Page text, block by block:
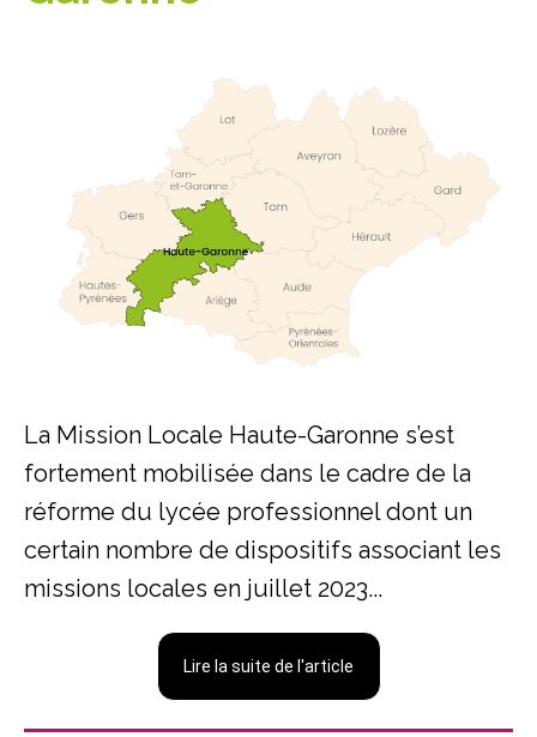
La Mission Locale Haute-Garonne s’est
fortement mobilisée dans le cadre de la
réforme du lycée professionnel dont un
certain nombre de dispositifs associant les
missions locales en juillet 2023...
Lire la suite de l'article